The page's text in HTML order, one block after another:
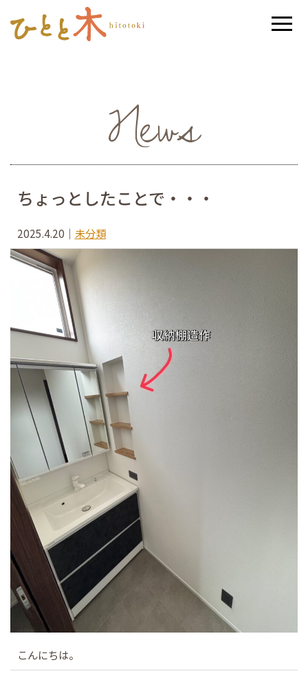
News
ちょっとしたことで・・・
2025.4.20 ｜ 未分類
こんにちは。